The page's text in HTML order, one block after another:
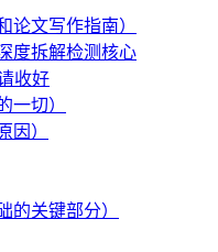
论文写作指南）
度拆解检测核心
收好
一切）
因）
的关键部分）